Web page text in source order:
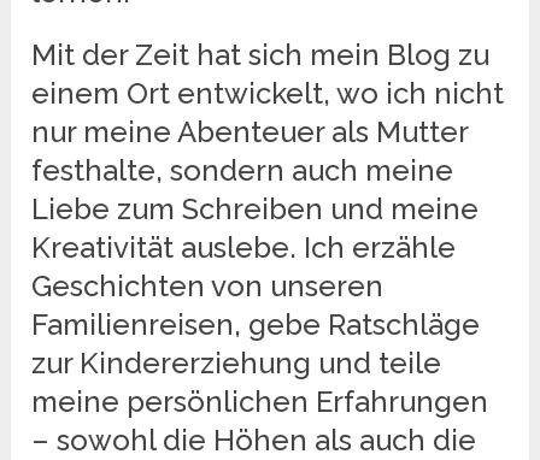
Mit der Zeit hat sich mein Blog zu
einem Ort entwickelt, wo ich nicht
nur meine Abenteuer als Mutter
festhalte, sondern auch meine
Liebe zum Schreiben und meine
Kreativität auslebe. Ich erzähle
Geschichten von unseren
Familienreisen, gebe Ratschläge
zur Kindererziehung und teile
meine persönlichen Erfahrungen
– sowohl die Höhen als auch die